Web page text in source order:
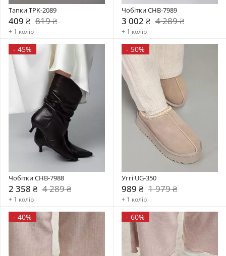
Тапки TPK-2089
409 ₴ 819 ₴
+ 1 колір
Чобітки CHB-7989
3 002 ₴ 4 289 ₴
+ 1 колір
- 45%
Чобітки CHB-7988
2 358 ₴ 4 289 ₴
+ 1 колір
- 50%
Уггі UG-350
989 ₴ 1 979 ₴
+ 1 колір
- 40% - 60%